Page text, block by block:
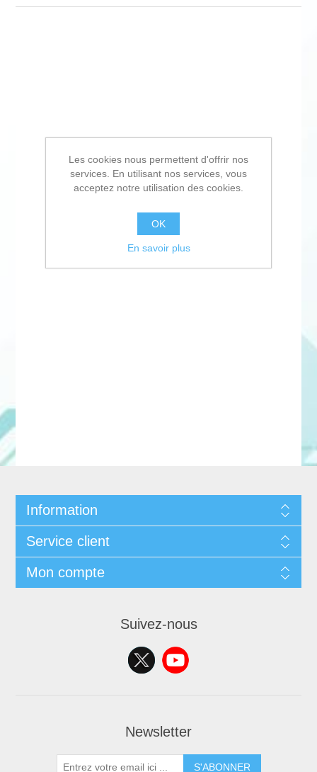
Information
Service client
Mon compte
Suivez-nous
Newsletter
S'ABONNER
Les cookies nous permettent d'offrir nos
services. En utilisant nos services, vous
acceptez notre utilisation des cookies.
OK
En savoir plus